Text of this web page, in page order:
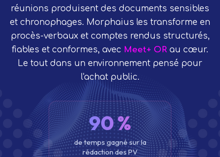
réunions produisent des documents sensibles
et chronophages. Morphaius les transforme en
procès-verbaux et comptes rendus structurés,
fiables et conformes, avec Meet+ OR au cœur.
Le tout dans un environnement pensé pour
l'achat public.
90 %
de temps gagné sur la
rédaction des PV